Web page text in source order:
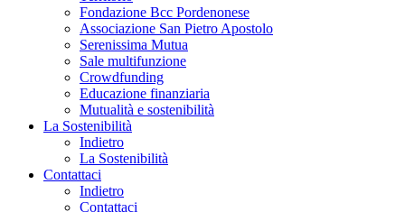
Fondazione Bcc Pordenonese
Associazione San Pietro Apostolo
Serenissima Mutua
Sale multifunzione
Crowdfunding
Educazione finanziaria
Mutualità e sostenibilità
La Sostenibilità
Indietro
La Sostenibilità
Contattaci
Indietro
Contattaci